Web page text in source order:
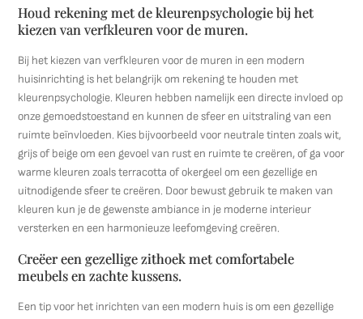
Houd rekening met de kleurenpsychologie bij het
kiezen van verfkleuren voor de muren.
Bij het kiezen van verfkleuren voor de muren in een modern
huisinrichting is het belangrijk om rekening te houden met
kleurenpsychologie. Kleuren hebben namelijk een directe invloed op
onze gemoedstoestand en kunnen de sfeer en uitstraling van een
ruimte beïnvloeden. Kies bijvoorbeeld voor neutrale tinten zoals wit,
grijs of beige om een gevoel van rust en ruimte te creëren, of ga voor
warme kleuren zoals terracotta of okergeel om een gezellige en
uitnodigende sfeer te creëren. Door bewust gebruik te maken van
kleuren kun je de gewenste ambiance in je moderne interieur
versterken en een harmonieuze leefomgeving creëren.
Creëer een gezellige zithoek met comfortabele
meubels en zachte kussens.
Een tip voor het inrichten van een modern huis is om een gezellige